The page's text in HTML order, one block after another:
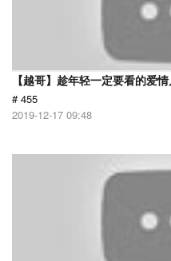
【越哥】趁年轻一定要看的爱
# 455
2019-12-17 09:48